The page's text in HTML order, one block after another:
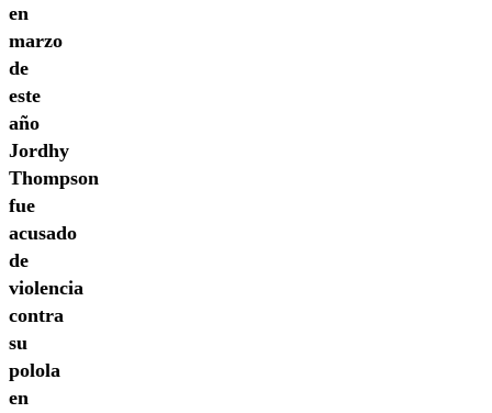
en
marzo
de
este
año
Jordhy
Thompson
fue
acusado
de
violencia
contra
su
polola
en